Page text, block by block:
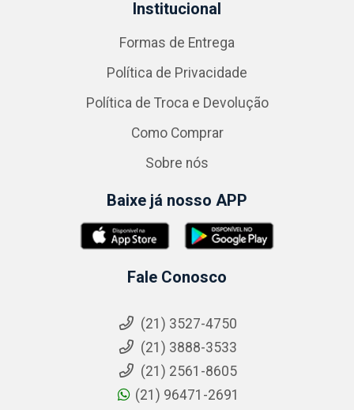
Institucional
Formas de Entrega
Política de Privacidade
Política de Troca e Devolução
Como Comprar
Sobre nós
Baixe já nosso APP
Fale Conosco
(21) 3527-4750
(21) 3888-3533
(21) 2561-8605
(21) 96471-2691